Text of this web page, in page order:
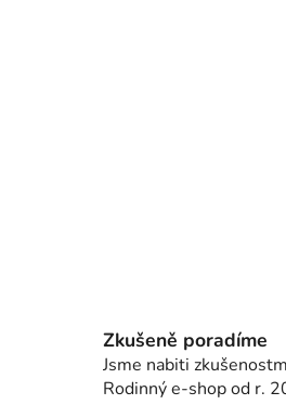
Zkušeně poradíme
Jsme nabiti
Rodinný e-shop od r.